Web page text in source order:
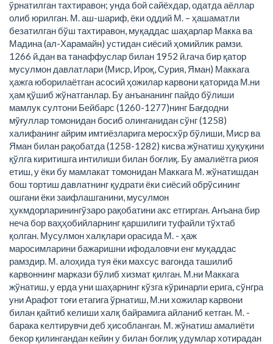
ўрнатилган тахтиравон; унда бой сайёхдар, одатда аёллар
олиб юрилган. М. аш-шариф, ёки оддий М. – ҳашаматли
безатилган бўш тахтиравон, муқаддас шаҳарлар Макка ва
Мадина (ал-Харамайн) устидан сиёсий ҳомийлик рамзи.
1266 й.дан ва танаффуслар билан 1952 й.гача бир қатор
мусулмон давлатлари (Миср, Ироқ, Сурия, Яман) Маккага
ҳажга юборилаётган асосий ҳожилар карвони қаторида М.ни
ҳам қўшиб жўнатганлар. Бу анъананинг пайдо бўлиши
мамлук султони Бейбарс (1260-1277)нинг Бағдодни
мўғуллар томонидан босиб олинганидан сўнг (1258)
халифанинг айрим имтиёзларига меросхўр бўлиши, Миср ва
Яман билан рақобатда (1258-1282) кисва жўнатиш ҳуқуқини
қўлга киритишга интилиши билан боғлиқ. Бу амалиётга риоя
етиш, у ёки бу мамлакат томонидан Маккага М. жўнатишдан
бош тортиш давлатнинг қудрати ёки сиёсий обрўсининг
ошгани ёки заифлашганини, мусулмон
ҳукмдорларинингўзаро рақобатини акс етгирган. Анъана бир
неча бор ваҳҳобийларнинг қаршилиги туфайли тўхтаб
қолган. Мусулмон халқлари орасида М. - ҳаж
маросимларини бажаришни ифодаловчи енг муқаддас
рамздир. М. алоҳида туя ёки махсус вагонда ташилиб
карвоннинг маркази бўлиб хизмат қилган. М.ни Маккага
жўнатиш, у ерда уни шаҳарнинг кўзга кўринарли ерига, сўнгра
уни Арафот тоғи етагига ўрнатиш, М.ни хожилар карвони
билан қайтиб келиши халқ байрамига айланиб кетган. М. -
барака келтирувчи деб ҳисобланган. М. жўнатиш амалиёти
бекор қилингандан кейин у билан боғлиқ удумлар хотирадан